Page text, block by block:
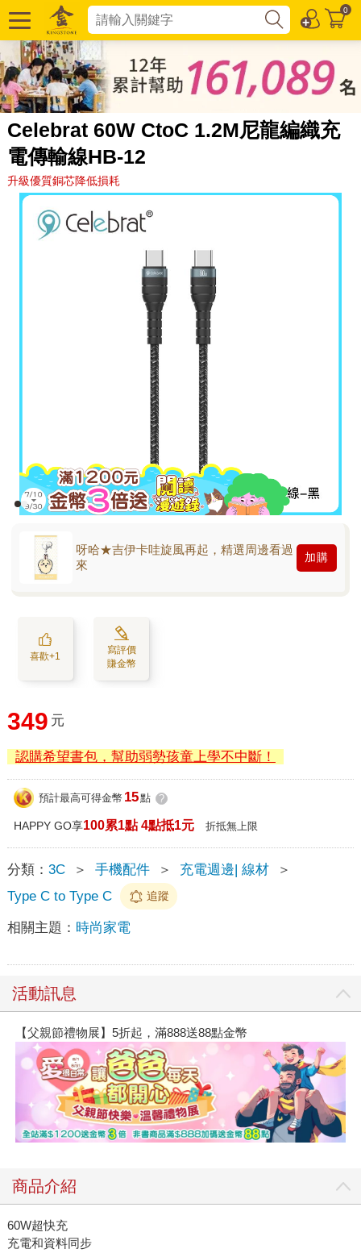
0
Celebrat 60W CtoC 1.2M尼龍編織充
電傳輸線HB-12
升級優質銅芯降低損耗
呀哈★吉伊卡哇旋風再起，精選周邊看過
來
加購
喜歡+1
寫評價
賺金幣
349 元
認購希望書包，幫助弱勢孩童上學不中斷！
預計最高可得金幣 15點 ?
HAPPY GO享100累1點 4點抵1元 折抵無上限
分類： 3C ＞ 手機配件 ＞ 充電週邊| 線材
＞
Type C to Type C
追蹤
相關主題： 時尚家電
活動訊息
【父親節禮物展】5折起，滿888送88點金幣
商品介紹
60W超快充
充電和資料同步